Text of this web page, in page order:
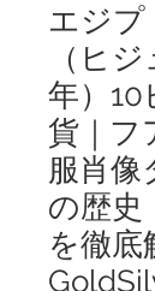
エジプ
（ヒ
年）10
貨｜フ
服肖像
の歴史
を徹底